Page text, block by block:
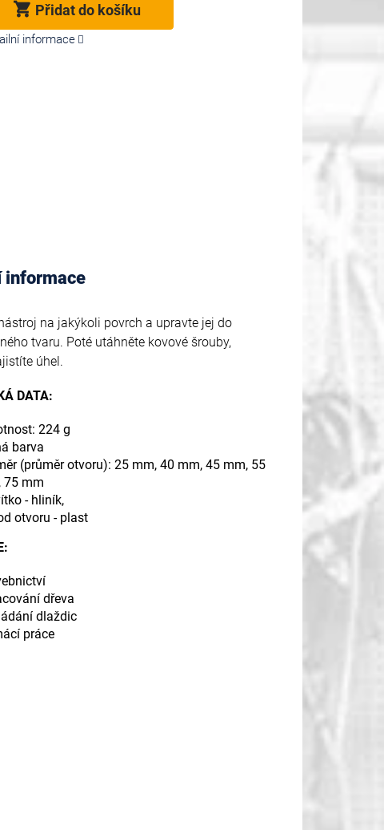
Přidat do košíku
informace
informace
na jakýkoli povrch a upravte jej do
tvaru. Poté utáhněte kovové šrouby,
úhel.
DATA:
224 g
barva
(průměr otvoru): 25 mm, 40 mm, 45 mm, 55
75 mm
- hliník,
otvoru - plast
dřeva
dlaždic
práce